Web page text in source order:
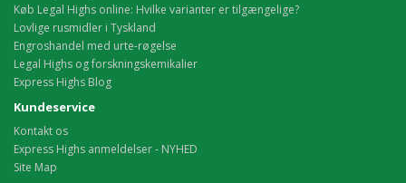
Køb Legal Highs online: Hvilke varianter er tilgængelige?
Lovlige rusmidler i Tyskland
Engroshandel med urte-røgelse
Legal Highs og forskningskemikalier
Express Highs Blog
Kundeservice
Kontakt os
Express Highs anmeldelser - NYHED
Site Map